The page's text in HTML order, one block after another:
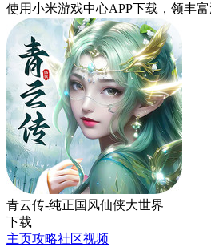
使用小米游戏中心APP下载 ，领丰
青云传-纯正国风仙侠大世界
下载
主页攻略社区视频